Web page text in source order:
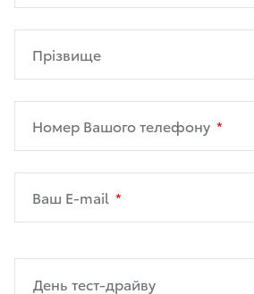
Прізвище
Номер Вашого телефону
Ваш E-mail